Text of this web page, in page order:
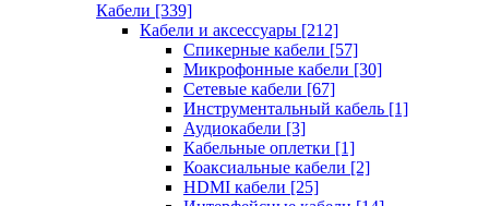
Кабели [339]
Кабели и аксессуары [212]
Спикерные кабели [57]
Микрофонные кабели [30]
Сетевые кабели [67]
Инструментальный кабель [1]
Аудиокабели [3]
Кабельные оплетки [1]
Коаксиальные кабели [2]
HDMI кабели [25]